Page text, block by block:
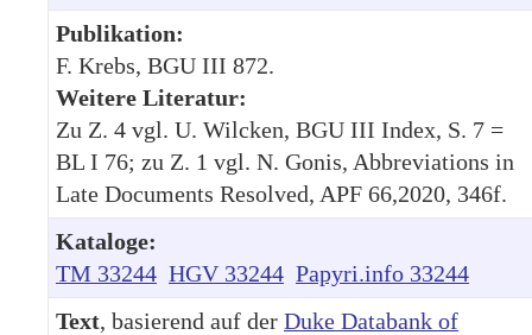
Publikation:
F. Krebs, BGU III 872.
Weitere Literatur:
Zu Z. 4 vgl. U. Wilcken, BGU III Index, S. 7 =
BL I 76; zu Z. 1 vgl. N. Gonis, Abbreviations in
Late Documents Resolved, APF 66,2020, 346f.
Kataloge:
TM 33244 HGV 33244 Papyri.info 33244
Text, basierend auf der Duke Databank of